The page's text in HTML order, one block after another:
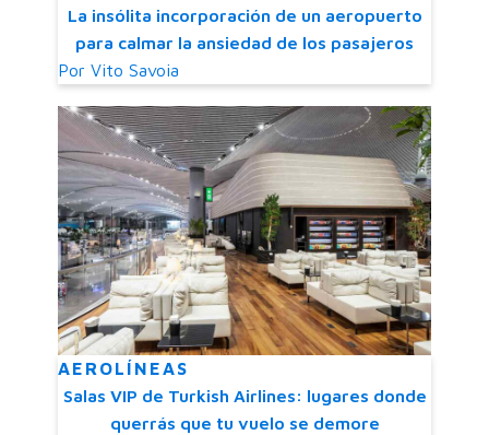
La insólita incorporación de un aeropuerto
para calmar la ansiedad de los pasajeros
Por Vito Savoia
AEROLÍNEAS
Salas VIP de Turkish Airlines: lugares donde
querrás que tu vuelo se demore